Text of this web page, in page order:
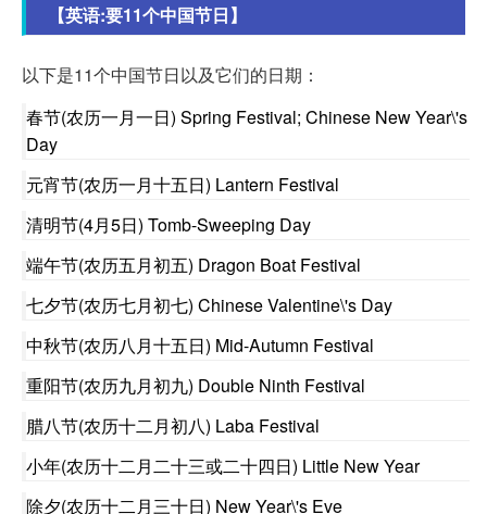
【英语:要11个中国节日】
以下是11个中国节日以及它们的日期：
春节(农历一月一日) Spring Festival; Chinese New Year\'s
Day
元宵节(农历一月十五日) Lantern Festival
清明节(4月5日) Tomb-Sweeping Day
端午节(农历五月初五) Dragon Boat Festival
七夕节(农历七月初七) Chinese Valentine\'s Day
中秋节(农历八月十五日) Mid-Autumn Festival
重阳节(农历九月初九) Double Ninth Festival
腊八节(农历十二月初八) Laba Festival
小年(农历十二月二十三或二十四日) Little New Year
除夕(农历十二月三十日) New Year\'s Eve